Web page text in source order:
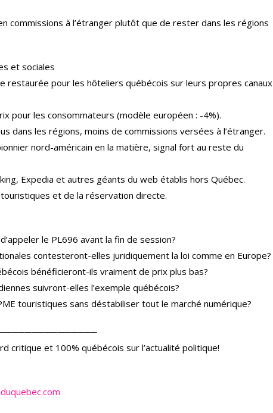
commissions à l’étranger plutôt que de rester dans les régions
et sociales
restaurée pour les hôteliers québécois sur leurs propres canaux
pour les consommateurs (modèle européen : -4%).
dans les régions, moins de commissions versées à l’étranger.
nord-américain en la matière, signal fort au reste du
Expedia et autres géants du web établis hors Québec.
et de la réservation directe.
le PL696 avant la fin de session?
contesteront-elles juridiquement la loi comme en Europe?
bénéficieront-ils vraiment de prix plus bas?
suivront-elles l’exemple québécois?
touristiques sans déstabiliser tout le marché numérique?
critique et 100% québécois sur l’actualité politique!